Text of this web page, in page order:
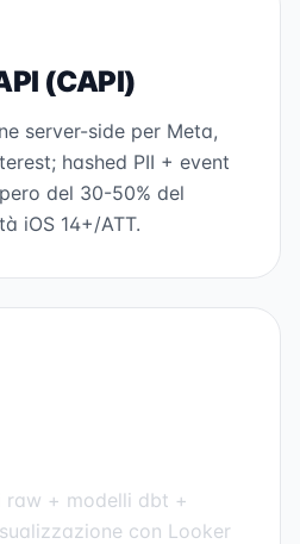
(CAPI)
server-side per Meta,
hashed PII + event
del 30-50% del
iOS 14+/ATT.
raw + modelli dbt +
con Looker